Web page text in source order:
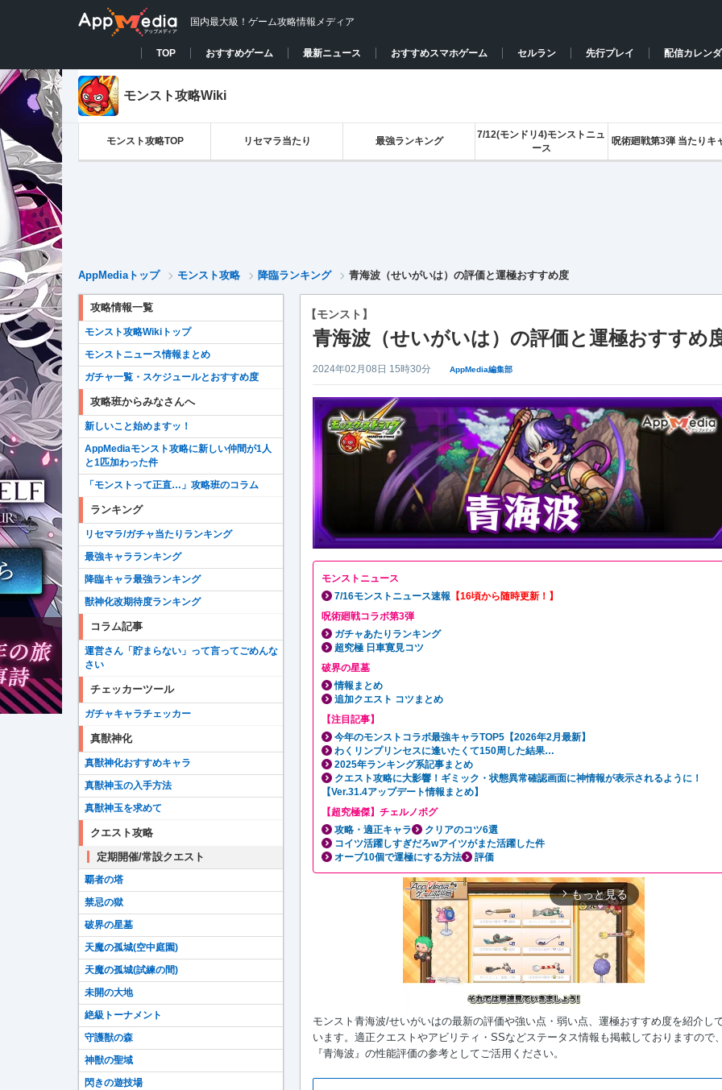
国内最大級！ゲーム攻略情報メディア
TOP おすすめゲーム 最新ニュース おすすめスマホゲーム セルラン 先行プレイ 配信カレン
モンスト攻略Wiki
モンスト攻略TOP リセマラ当たり 最強ランキング
7/12(モンドリ4)モンストニュ
ース
呪術廻戦第3弾 当たりキ
AppMediaトップ モンスト攻略 降臨ランキング 青海波（せいがいは）の評価と運極おすすめ度
【モンスト】
青海波（せいがいは）の評価と運極おすすめ
2024年02月08日 15時30分 AppMedia編集部
モンストニュース
7/16モンストニュース速報 【16頃から随時更新！】
呪術廻戦コラボ第3弾
ガチャあたりランキング
超究極 日車寛見コツ
破界の星墓
情報まとめ
追加クエスト コツまとめ
【注目記事】
今年のモンストコラボ最強キャラTOP5【2026年2月最新】
わくリンプリンセスに逢いたくて150周した結果…
2025年ランキング系記事まとめ
クエスト攻略に大影響！ギミック・状態異常確認画面に神情報が表示されるように！
【Ver.31.4アップデート情報まとめ】
【超究極傑】チェルノボグ
攻略・適正キャラ
クリアのコツ6選
コイツ活躍しすぎだろwアイツがまた活躍した件
オーブ10個で運極にする方法
評価
arrow_forward_ios もっと見る
モンスト青海波/せいがいはの最新の評価や強い点・弱い点、運極おすすめ度を紹介し
います。適正クエストやアビリティ・SSなどステータス情報も掲載しておりますので、
『青海波』の性能評価の参考としてご活用ください。
攻略情報一覧
モンスト攻略Wikiトップ
モンストニュース情報まとめ
ガチャ一覧・スケジュールとおすすめ度
攻略班からみなさんへ
新しいこと始めますッ！
AppMediaモンスト攻略に新しい仲間が1人
と1匹加わった件
「モンストって正直…」攻略班のコラム
ランキング
リセマラ/ガチャ当たりランキング
最強キャラランキング
降臨キャラ最強ランキング
獣神化改期待度ランキング
コラム記事
運営さん「貯まらない」って言ってごめんな
さい
チェッカーツール
ガチャキャラチェッカー
真獣神化
真獣神化おすすめキャラ
真獣神玉の入手方法
真獣神玉を求めて
クエスト攻略
定期開催/常設クエスト
覇者の塔
禁忌の獄
破界の星墓
天魔の孤城(空中庭園)
天魔の孤城(試練の間)
未開の大地
絶級トーナメント
守護獣の森
神獣の聖域
閃きの遊技場